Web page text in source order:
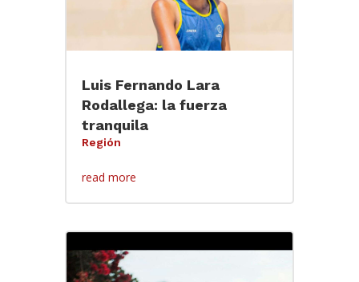
Luis Fernando Lara
Rodallega: la fuerza
tranquila
Región
read more